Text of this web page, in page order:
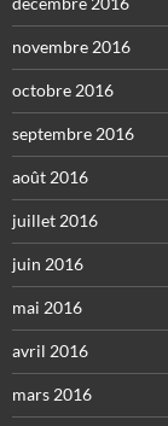
novembre 2016
octobre 2016
septembre 2016
août 2016
juillet 2016
juin 2016
mai 2016
avril 2016
mars 2016